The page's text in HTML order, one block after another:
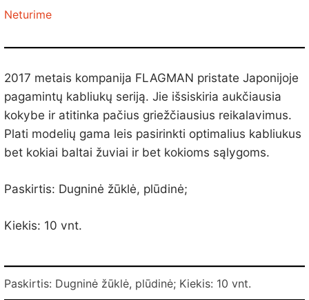
Neturime
2017 metais kompanija FLAGMAN pristate Japonijoje
pagamintų kabliukų seriją. Jie išsiskiria aukčiausia
kokybe ir atitinka pačius griežčiausius reikalavimus.
Plati modelių gama leis pasirinkti optimalius kabliukus
bet kokiai baltai žuviai ir bet kokioms sąlygoms.
Paskirtis: Dugninė žūklė, plūdinė;
Kiekis: 10 vnt.
Paskirtis: Dugninė žūklė, plūdinė; Kiekis: 10 vnt.